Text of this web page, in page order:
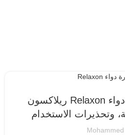
دواعي استعمال دواء Relaxon ريلاكسون
وتحذيرات الاستخدام
Mohammed